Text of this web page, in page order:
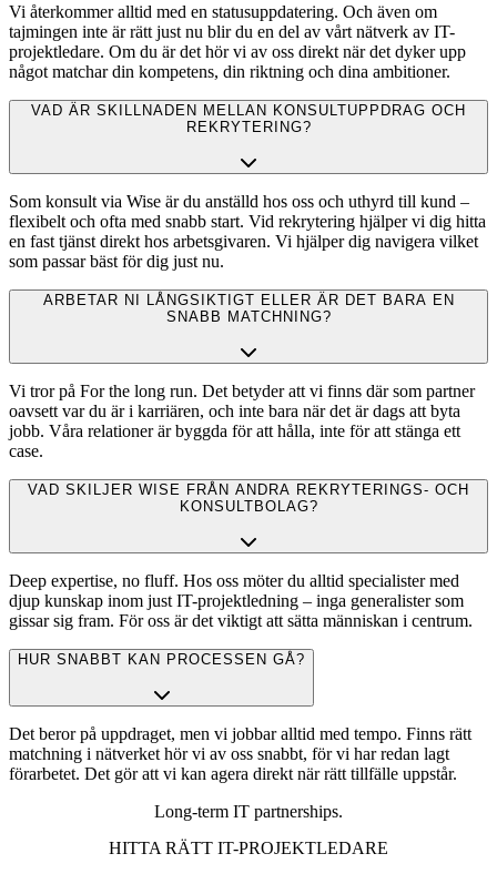
Vi återkommer alltid med en statusuppdatering. Och även om
tajmingen inte är rätt just nu blir du en del av vårt nätverk av IT-
projektledare. Om du är det hör vi av oss direkt när det dyker upp
något matchar din kompetens, din riktning och dina ambitioner.
VAD ÄR SKILLNADEN MELLAN KONSULTUPPDRAG OCH
REKRYTERING?
Som konsult via Wise är du anställd hos oss och uthyrd till kund –
flexibelt och ofta med snabb start. Vid rekrytering hjälper vi dig hitta
en fast tjänst direkt hos arbetsgivaren. Vi hjälper dig navigera vilket
som passar bäst för dig just nu.
ARBETAR NI LÅNGSIKTIGT ELLER ÄR DET BARA EN
SNABB MATCHNING?
Vi tror på For the long run. Det betyder att vi finns där som partner
oavsett var du är i karriären, och inte bara när det är dags att byta
jobb. Våra relationer är byggda för att hålla, inte för att stänga ett
case.
VAD SKILJER WISE FRÅN ANDRA REKRYTERINGS- OCH
KONSULTBOLAG?
Deep expertise, no fluff. Hos oss möter du alltid specialister med
djup kunskap inom just IT-projektledning – inga generalister som
gissar sig fram. För oss är det viktigt att sätta människan i centrum.
HUR SNABBT KAN PROCESSEN GÅ?
Det beror på uppdraget, men vi jobbar alltid med tempo. Finns rätt
matchning i nätverket hör vi av oss snabbt, för vi har redan lagt
förarbetet. Det gör att vi kan agera direkt när rätt tillfälle uppstår.
Long-term IT partnerships.
HITTA RÄTT IT-PROJEKTLEDARE